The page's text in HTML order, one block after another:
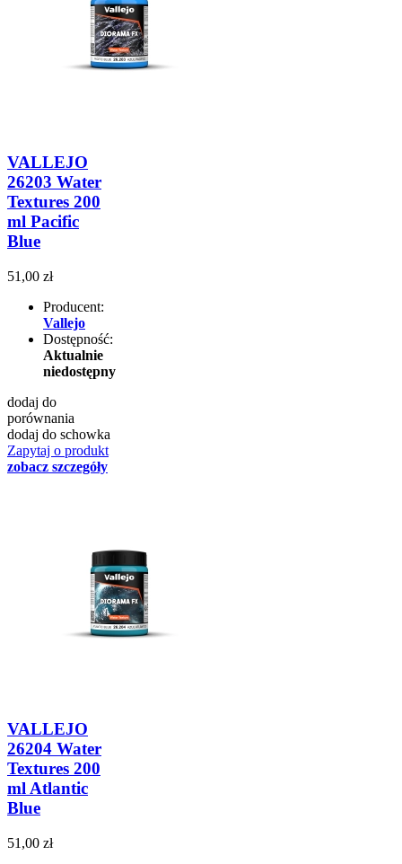
VALLEJO
26203 Water
Textures 200
ml Pacific
Blue
51,00 zł
Producent:
Vallejo
Dostępność:
Aktualnie
niedostępny
dodaj do
porównania
dodaj do schowka
Zapytaj o produkt
zobacz szczegóły
VALLEJO
26204 Water
Textures 200
ml Atlantic
Blue
51,00 zł